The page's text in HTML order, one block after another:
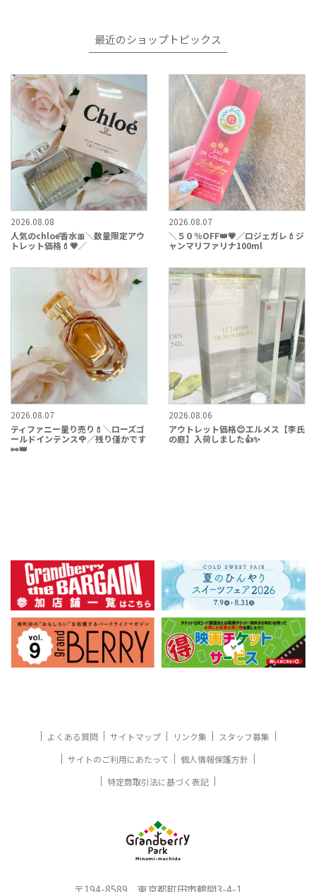
最近のショップトピックス
2026.08.08
人気のchloē香水🎀＼数量限定アウ
トレット価格💄💗／
2026.08.07
＼５０％OFF👑💗／ロジェガレ💄ジ
ャンマリファリナ100ml
2026.08.07
ティファニー量り売り💄＼ローズゴ
ールドインテンス🌹／残り僅かです
👀👑
2026.08.06
アウトレット価格😊エルメス【李氏
の庭】入荷しました👍✨
よくある質問 サイトマップ リンク集
スタッフ募集
サイトのご利用にあたって
個人情報保護方針
特定商取引法に基づく表記
〒194-8589 東京都町田市鶴間3-4-1